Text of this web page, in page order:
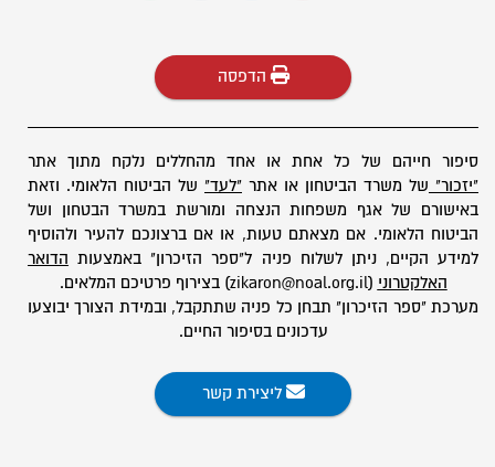
הדפסה
סיפור חייהם של כל אחת או אחד מהחללים נלקח מתוך אתר
"יזכור" של משרד הביטחון או אתר "לעד" של הביטוח הלאומי. וזאת
באישורם של אגף משפחות הנצחה ומורשת במשרד הבטחון ושל
הביטוח הלאומי. אם מצאתם טעות, או אם ברצונכם להעיר ולהוסיף
למידע הקיים, ניתן לשלוח פניה ל"ספר הזיכרון" באמצעות הדואר
האלקטרוני (zikaron@noal.org.il) בצירוף פרטיכם המלאים.
מערכת "ספר הזיכרון" תבחן כל פניה שתתקבל, ובמידת הצורך יבוצעו
עדכונים בסיפור החיים.
ליצירת קשר